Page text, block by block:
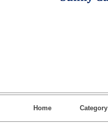
Home Category